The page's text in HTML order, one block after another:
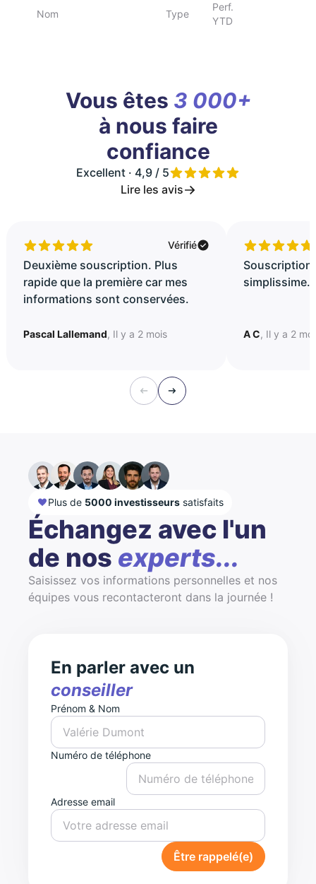
Nom Type
Perf.
YTD
Vous êtes 3 000+
à nous faire
confiance
Excellent · 4,9 / 5
Lire les avis
Vérifié
Deuxième souscription. Plus
rapide que la première car mes
informations sont conservées.
Pascal Lallemand, Il y a 2 mois
Souscription
A C, Il y a 2
Plus de 5000 investisseurs satisfaits
Échangez avec l'un
de nos experts...
Saisissez vos informations personnelles et nos
équipes vous recontacteront dans la journée !
En parler avec un
conseiller
Prénom & Nom
Numéro de téléphone
Adresse email
Être rappelé(e)